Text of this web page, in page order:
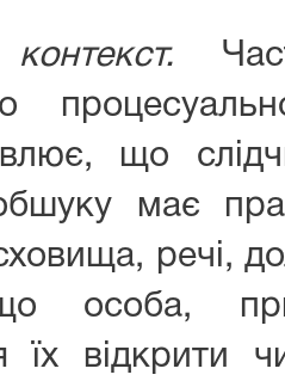
контекст.
що
має
речі,
особа,
їх відкрити